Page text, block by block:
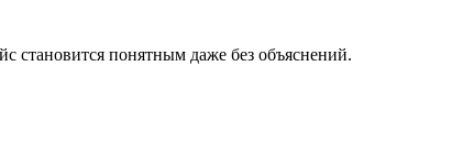
становится понятным даже без объяснений.